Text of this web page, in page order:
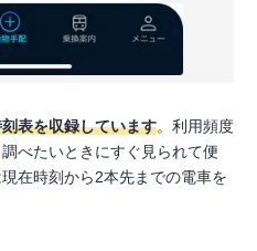
表を収録しています。利用頻度
べたいときにすぐ見られて便
在時刻から2本先までの電車を